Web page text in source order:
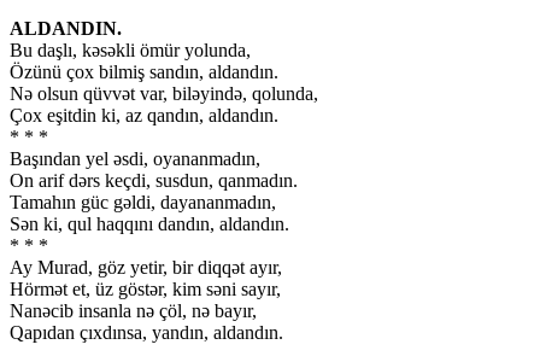
ALDANDIN.
Bu daşlı, kəsəkli ömür yolunda,
Özünü çox bilmiş sandın, aldandın.
Nə olsun qüvvət var, biləyində, qolunda,
Çox eşitdin ki, az qandın, aldandın.
* * *
Başından yel əsdi, oyananmadın,
On arif dərs keçdi, susdun, qanmadın.
Tamahın güc gəldi, dayananmadın,
Sən ki, qul haqqını dandın, aldandın.
* * *
Ay Murad, göz yetir, bir diqqət ayır,
Hörmət et, üz göstər, kim səni sayır,
Nanəcib insanla nə çöl, nə bayır,
Qapıdan çıxdınsa, yandın, aldandın.